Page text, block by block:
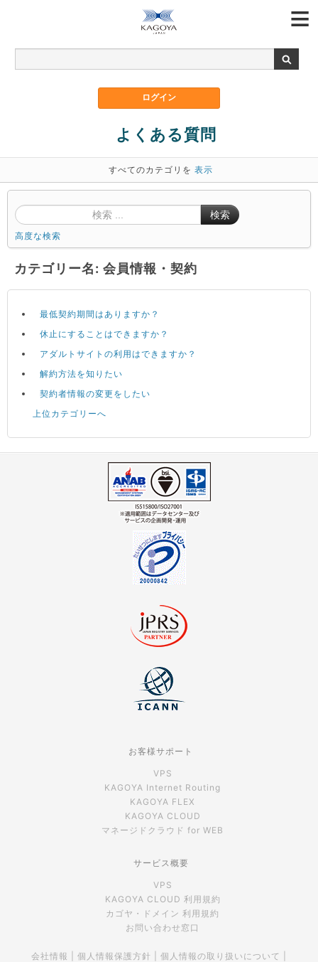
よくある質問
すべてのカテゴリを 表示
検索
高度な検索
カテゴリー名: 会員情報・契約
最低契約期間はありますか？
休止にすることはできますか？
アダルトサイトの利用はできますか？
解約方法を知りたい
契約者情報の変更をしたい
上位カテゴリーへ
お客様サポート
VPS
KAGOYA Internet Routing
KAGOYA FLEX
KAGOYA CLOUD
マネージドクラウド for WEB
サービス概要
VPS
KAGOYA CLOUD 利用規約
カゴヤ・ドメイン 利用規約
お問い合わせ窓口
会社情報 個人情報保護方針 個人情報の取り扱いについて